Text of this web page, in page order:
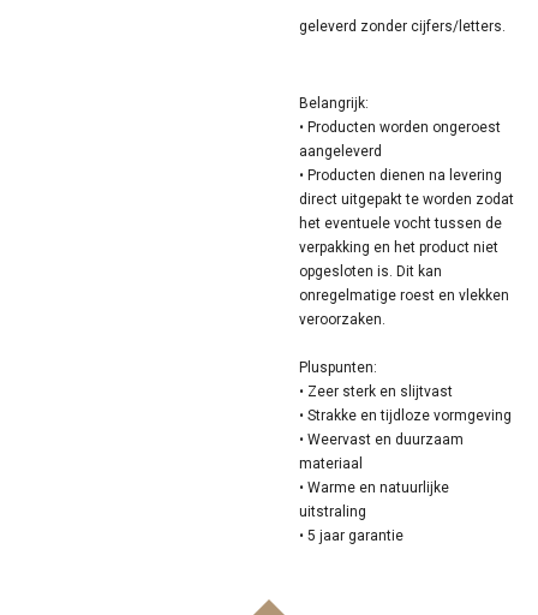
geleverd zonder cijfers/letters.
Belangrijk:
• Producten worden ongeroest
aangeleverd
• Producten dienen na levering
direct uitgepakt te worden zodat
het eventuele vocht tussen de
verpakking en het product niet
opgesloten is. Dit kan
onregelmatige roest en vlekken
veroorzaken.
Pluspunten:
• Zeer sterk en slijtvast
• Strakke en tijdloze vormgeving
• Weervast en duurzaam
materiaal
• Warme en natuurlijke
uitstraling
• 5 jaar garantie